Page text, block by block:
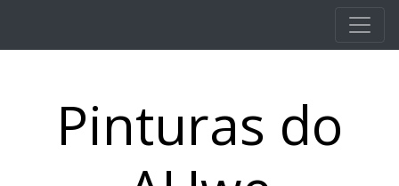
Pinturas do